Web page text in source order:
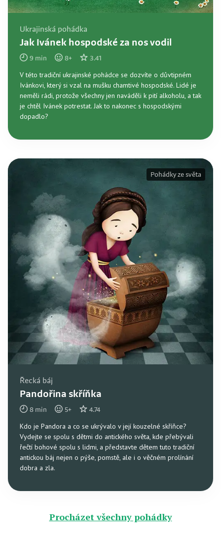
Ukrajinská pohádka
Jak Ivánek hospodské za nos vodil
9 min 8+ 3.41
V této tradiční ukrajinské pohádce se dozvíte o důvtipném
Ivánkovi, který si vzal na mušku chamtivé hospodské. Lidé je
neměli rádi, protože všechny jen naváděli k pití alkoholu, a tak
je chtěl Ivánek potrestat. Jak to nakonec s hospodskými
dopadlo?
Řecká báj
Pandořina skříňka
8 min 5+ 4.74
Kdo je Pandora a co se ukrývalo v její kouzelné skříňce?
Vydejte se spolu s dětmi do antického světa, kde přebývali
řečtí bohové spolu s lidmi, a představte dětem tuto tradiční
antickou báj nejen o pýše, pomstě, ale i o věčném prolínání
dobra a zla.
Pohádky ze světa
Procházet všechny pohádky